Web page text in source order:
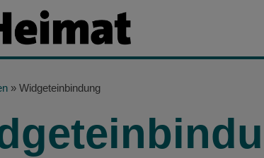
» Widgeteinbindung